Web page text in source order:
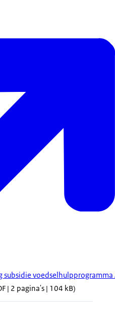
voedselhulpprogramma
| 2 pagina's | 104 kB)